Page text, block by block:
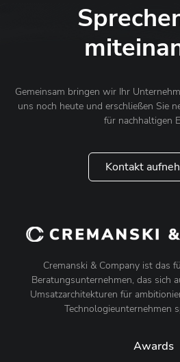
Gemeinsam bringen wir Ihr
uns noch heute und erschließen Sie
für nachhaltigen
Kontakt
Cremanski & Company ist das
Beratungsunternehmen, das sich
Umsatzarchitekturen für
Technologieunternehmen
Awards